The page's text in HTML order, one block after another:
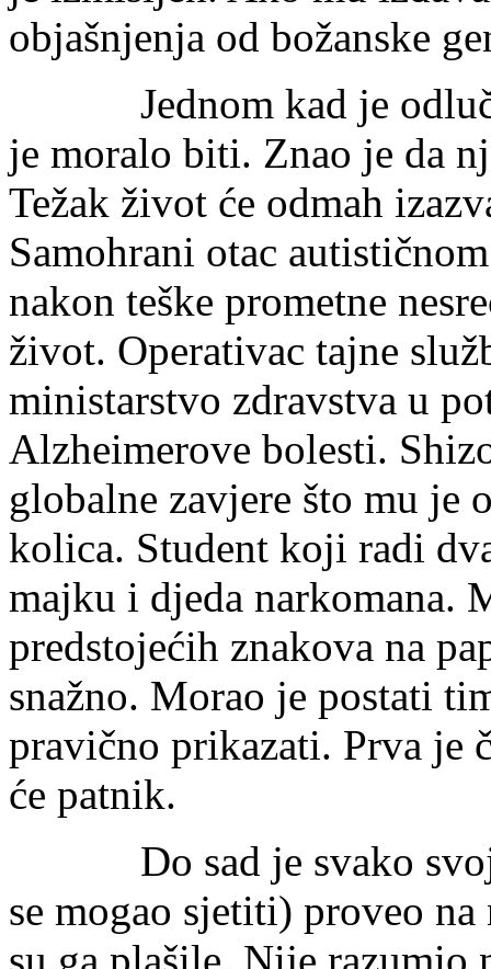
objašnjenja od božanske
Jednom kad je odlučio
je moralo biti. Znao je da
Težak život će odmah
Samohrani otac
nakon teške prometne
život. Operativac tajne
ministarstvo zdravstva u
Alzheimerove bolesti.
globalne zavjere što mu je
kolica. Student koji radi
majku i djeda narkomana.
predstojećih znakova na
snažno. Morao je postati
pravično prikazati. Prva je
će patnik.
Do sad je svako svoje
se mogao sjetiti) proveo